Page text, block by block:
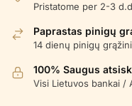
Pristatome per 2-3
Paprastas pinigų
14 dienų pinigų
100% Saugus
Visi Lietuvos bankai /